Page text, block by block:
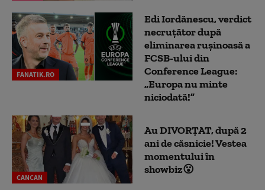
FANATIK.RO
Edi Iordănescu, verdict
necruțător după
eliminarea rușinoasă a
FCSB-ului din
Conference League:
„Europa nu minte
niciodată!”
CANCAN
Au DIVORȚAT, după 2
ani de căsnicie! Vestea
momentului în
showbiz😮